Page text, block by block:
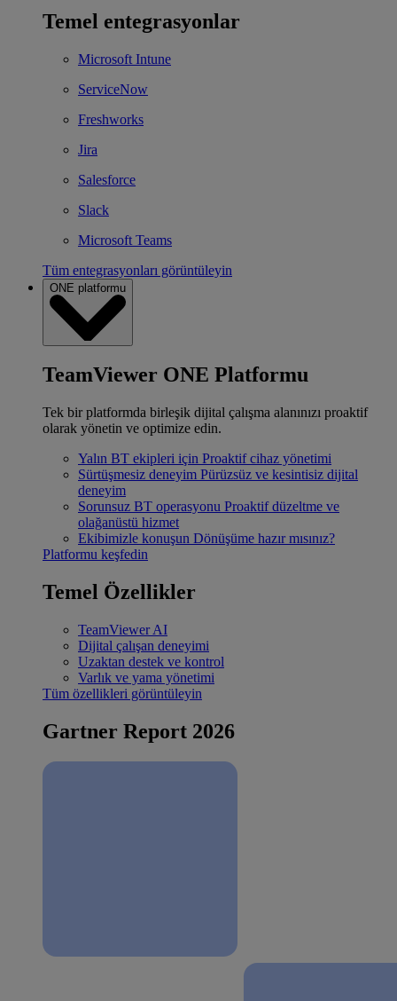
Temel entegrasyonlar
Microsoft Intune
ServiceNow
Freshworks
Jira
Salesforce
Slack
Microsoft Teams
Tüm entegrasyonları görüntüleyin
ONE platformu
TeamViewer ONE Platformu
Tek bir platformda birleşik dijital çalışma alanınızı proaktif
olarak yönetin ve optimize edin.
Yalın BT ekipleri için Proaktif cihaz yönetimi
Sürtüşmesiz deneyim Pürüzsüz ve kesintisiz dijital
deneyim
Sorunsuz BT operasyonu Proaktif düzeltme ve
olağanüstü hizmet
Ekibimizle konuşun Dönüşüme hazır mısınız?
Platformu keşfedin
Temel Özellikler
TeamViewer AI
Dijital çalışan deneyimi
Uzaktan destek ve kontrol
Varlık ve yama yönetimi
Tüm özellikleri görüntüleyin
Gartner Report 2026